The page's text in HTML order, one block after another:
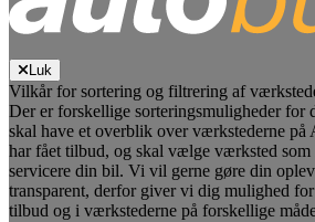
Luk
Vilkår for sortering og filtrering af
Der er forskellige sorteringsmuligheder for
skal have et overblik over værkstederne på
har fået tilbud, og skal vælge værksted som
servicere din bil. Vi vil gerne gøre din
transparent, derfor giver vi dig mulighed
tilbud og i værkstederne på forskellige